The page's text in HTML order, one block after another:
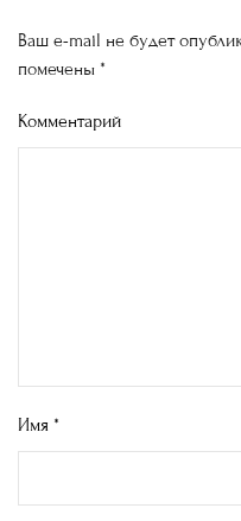
Ваш e-mail не будет
помечены *
Комментарий
Имя *